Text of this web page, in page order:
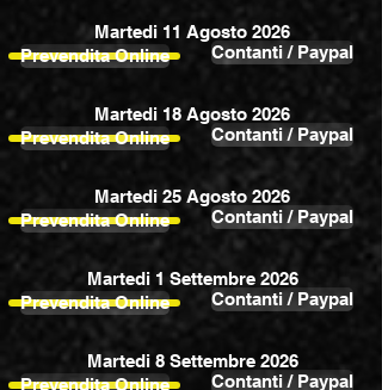
Martedi 11 Agosto 2026
Prevendita Online
Contanti / Paypal
Martedi 18 Agosto 2026
Prevendita Online
Contanti / Paypal
Martedi 25 Agosto 2026
Prevendita Online
Contanti / Paypal
Martedi 1 Settembre 2026
Prevendita Online
Contanti / Paypal
Martedi 8 Settembre 2026
Prevendita Online
Contanti / Paypal